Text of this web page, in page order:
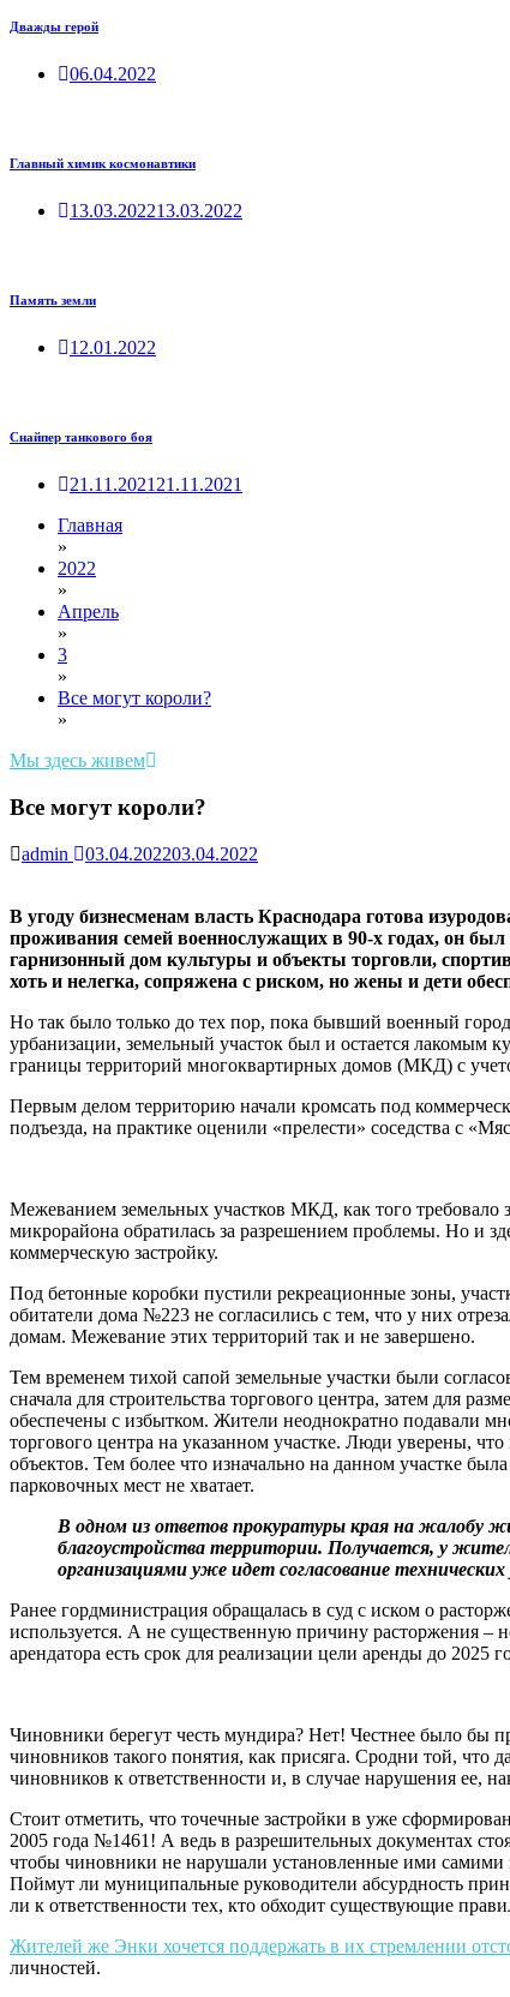
Дважды герой
06.04.2022
Главный химик космонавтики
13.03.202213.03.2022
Память земли
12.01.2022
Снайпер танкового боя
21.11.2021 21.11.2021
Главная
»
2022
»
Апрель
»
3
»
Все могут короли?
»
Мы здесь живем
Все могут короли?
admin 03.04.202203.04.2022
В угоду бизнесменам власть Краснодара готова
проживания семей военнослужащих в 90-х годах, он
гарнизонный дом культуры и объекты торговли,
хоть и нелегка, сопряжена с риском, но жены и дети
Но так было только до тех пор, пока бывший военный
урбанизации, земельный участок был и остается лакомым
границы территорий многоквартирных домов (МКД) с
Первым делом территорию начали кромсать под
подъезда, на практике оценили «прелести» соседства с
Межеванием земельных участков МКД, как того требовало
микрорайона обратилась за разрешением проблемы. Но и
коммерческую застройку.
Под бетонные коробки пустили рекреационные зоны,
обитатели дома №223 не согласились с тем, что у них
домам. Межевание этих территорий так и не завершено.
Тем временем тихой сапой земельные участки были
сначала для строительства торгового центра, затем для
обеспечены с избытком. Жители неоднократно подавали
торгового центра на указанном участке. Люди уверены,
объектов. Тем более что изначально на данном участке
парковочных мест не хватает.
В одном из ответов прокуратуры края на жалобу
благоустройства территории. Получается, у
организациями уже идет согласование
Ранее гордминистрация обращалась в суд с иском о
используется. А не существенную причину расторжения –
арендатора есть срок для реализации цели аренды до 2025
Чиновники берегут честь мундира? Нет! Честнее было бы
чиновников такого понятия, как присяга. Сродни той, что
чиновников к ответственности и, в случае нарушения ее,
Стоит отметить, что точечные застройки в уже
2005 года №1461! А ведь в разрешительных документах
чтобы чиновники не нарушали установленные ими
Поймут ли муниципальные руководители абсурдность
ли к ответственности тех, кто обходит существующие
Жителей же Энки хочется поддержать в их стремлении
личностей.